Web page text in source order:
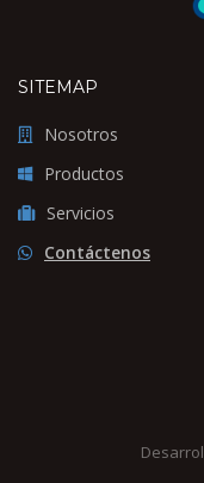
SITEMAP
Nosotros
Productos
Servicios
Contáctenos